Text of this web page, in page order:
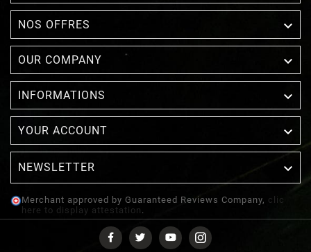
NOS OFFRES 
OUR COMPANY 
INFORMATIONS 
YOUR ACCOUNT 
NEWSLETTER 
Merchant approved by Guaranteed Reviews Company, clic
here to display attestation .